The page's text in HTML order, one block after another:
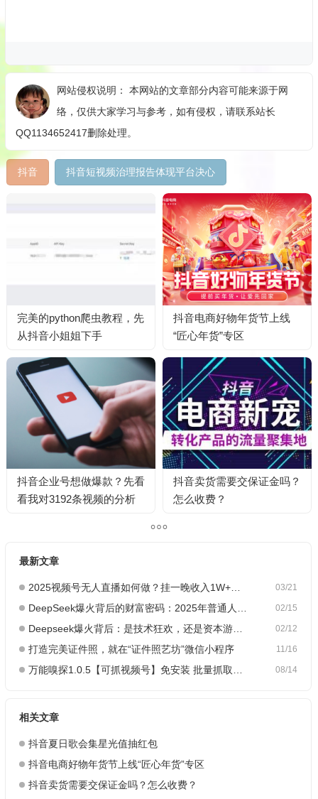
网站侵权说明： 本网站的文章部分内容可能来源于网
络，仅供大家学习与参考，如有侵权，请联系站长
QQ1134652417删除处理。
抖音 抖音短视频治理报告体现平台决心
完美的python爬虫教程，先
从抖音小姐姐下手
抖音电商好物年货节上线
“匠心年货”专区
抖音企业号想做爆款？先看
看我对3192条视频的分析
抖音卖货需要交保证金吗？
怎么收费？
最新文章
03/21
2025视频号无人直播如何做？挂一晚收入1W+，这份教程，小白可做~
02/15
DeepSeek爆火背后的财富密码：2025年普通人如何抓住AI创业风口？
02/12
Deepseek爆火背后：是技术狂欢，还是资本游戏？
11/16
打造完美证件照，就在“证件照艺坊”微信小程序
08/14
万能嗅探1.0.5【可抓视频号】免安装 批量抓取媒体文件
相关文章
抖音夏日歌会集星光值抽红包
抖音电商好物年货节上线“匠心年货”专区
抖音卖货需要交保证金吗？怎么收费？